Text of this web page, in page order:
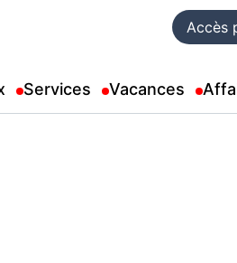
Accès
Services Vacances